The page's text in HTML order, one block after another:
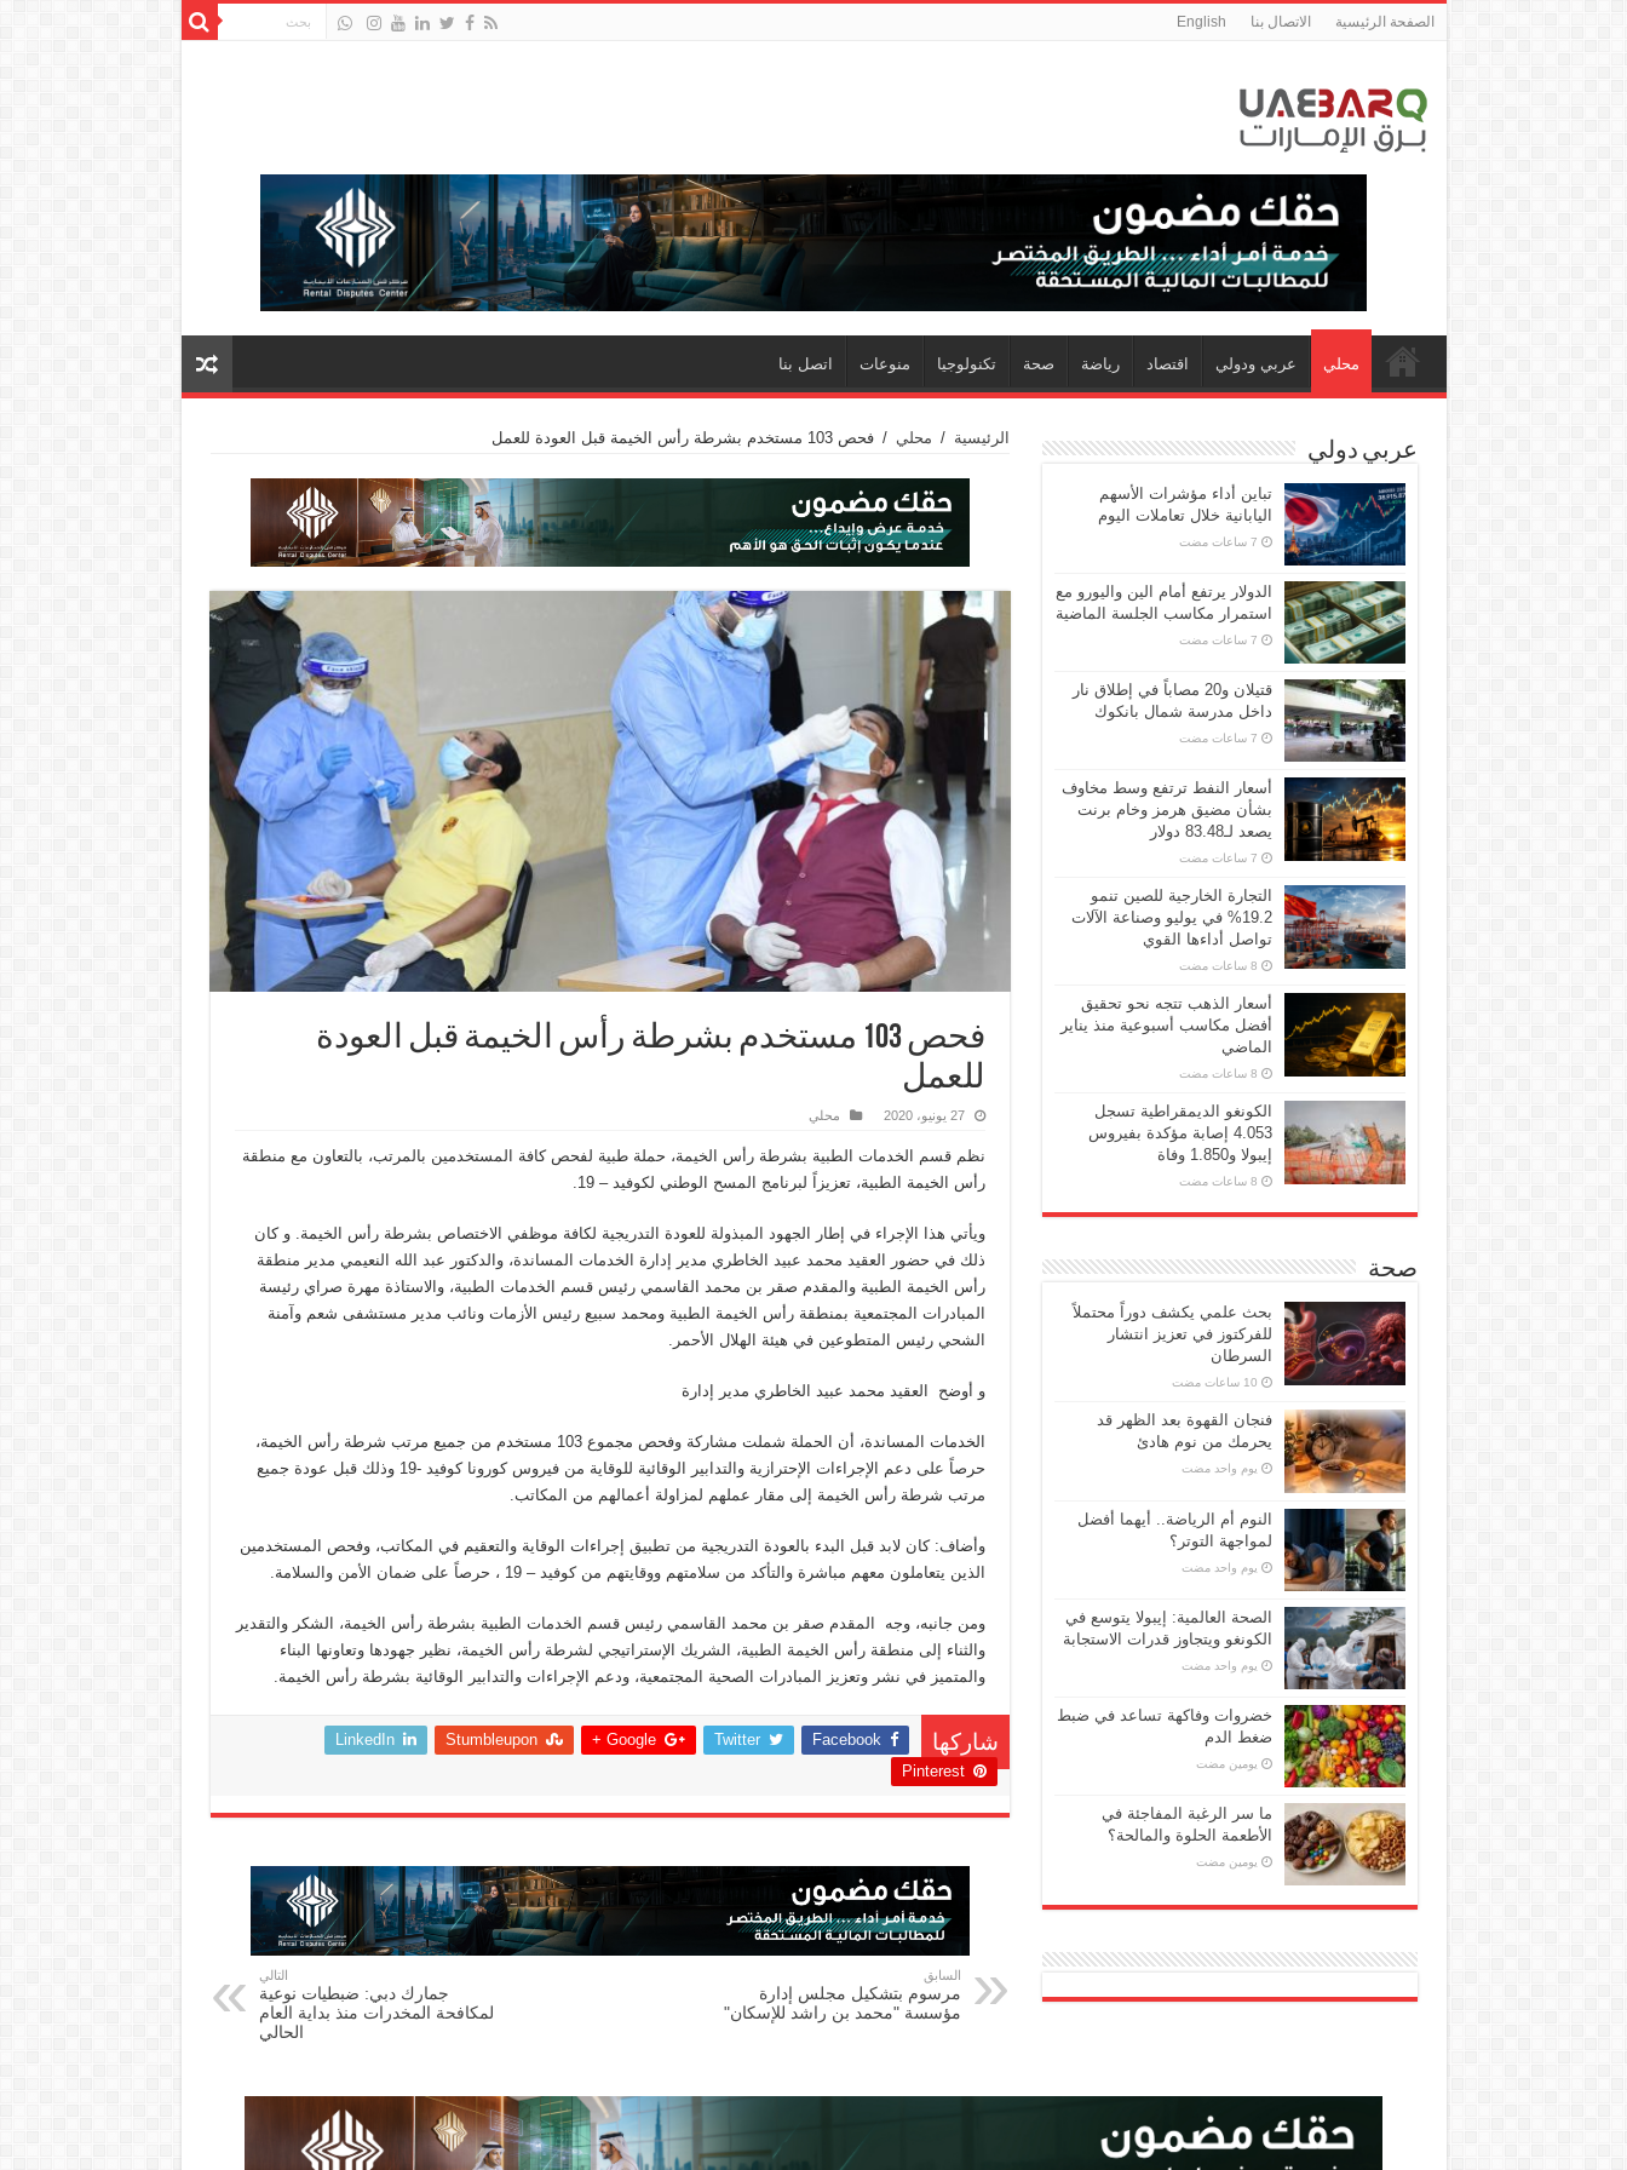
الصفحة الرئيسية الاتصال بنا English
محلي عربي ودولي اقتصاد رياضة صحة تكنولوجيا منوعات اتصل بنا
الرئيسية / محلي / فحص 103 مستخدم بشرطة رأس الخيمة قبل العودة للعمل
فحص 103 مستخدم بشرطة رأس الخيمة قبل العودة
للعمل
27 يونيو، 2020 محلي
نظم قسم الخدمات الطبية بشرطة رأس الخيمة، حملة طبية لفحص كافة المستخدمين بالمرتب، بالتعاون مع منطقة
رأس الخيمة الطبية، تعزيزاً لبرنامج المسح الوطني لكوفيد – 19.
ويأتي هذا الإجراء في إطار الجهود المبذولة للعودة التدريجية لكافة موظفي الاختصاص بشرطة رأس الخيمة. و كان
ذلك في حضور العقيد محمد عبيد الخاطري مدير إدارة الخدمات المساندة، والدكتور عبد الله النعيمي مدير منطقة
رأس الخيمة الطبية والمقدم صقر بن محمد القاسمي رئيس قسم الخدمات الطبية، والاستاذة مهرة صراي رئيسة
المبادرات المجتمعية بمنطقة رأس الخيمة الطبية ومحمد سبيع رئيس الأزمات ونائب مدير مستشفى شعم وآمنة
الشحي رئيس المتطوعين في هيئة الهلال الأحمر.
و أوضح العقيد محمد عبيد الخاطري مدير إدارة
الخدمات المساندة، أن الحملة شملت مشاركة وفحص مجموع 103 مستخدم من جميع مرتب شرطة رأس الخيمة،
حرصاً على دعم الإجراءات الإحترازية والتدابير الوقائية للوقاية من فيروس كورونا كوفيد -19 وذلك قبل عودة جميع
مرتب شرطة رأس الخيمة إلى مقار عملهم لمزاولة أعمالهم من المكاتب.
وأضاف: كان لابد قبل البدء بالعودة التدريجية من تطبيق إجراءات الوقاية والتعقيم في المكاتب، وفحص المستخدمين
الذين يتعاملون معهم مباشرة والتأكد من سلامتهم ووقايتهم من كوفيد – 19 ، حرصاً على ضمان الأمن والسلامة.
ومن جانبه، وجه المقدم صقر بن محمد القاسمي رئيس قسم الخدمات الطبية بشرطة رأس الخيمة، الشكر والتقدير
والثناء إلى منطقة رأس الخيمة الطبية، الشريك الإستراتيجي لشرطة رأس الخيمة، نظير جهودها وتعاونها البناء
والمتميز في نشر وتعزيز المبادرات الصحية المجتمعية، ودعم الإجراءات والتدابير الوقائية بشرطة رأس الخيمة.
شاركها Facebook
Twitter
Google +
Stumbleupon
LinkedIn
Pinterest
السابق
مرسوم بتشكيل مجلس إدارة
مؤسسة "محمد بن راشد للإسكان"
التالي
جمارك دبي: ضبطيات نوعية
لمكافحة المخدرات منذ بداية العام
الحالي
عربي دولي
تباين أداء مؤشرات الأسهم
اليابانية خلال تعاملات اليوم
الدولار يرتفع أمام الين واليورو مع
استمرار مكاسب الجلسة الماضية
قتيلان و20 مصاباً في إطلاق نار
داخل مدرسة شمال بانكوك
أسعار النفط ترتفع وسط مخاوف
بشأن مضيق هرمز وخام برنت
يصعد لـ83.48 دولار
التجارة الخارجية للصين تنمو
19.2% في يوليو وصناعة الآلات
تواصل أداءها القوي
أسعار الذهب تتجه نحو تحقيق
أفضل مكاسب أسبوعية منذ يناير
الماضي
الكونغو الديمقراطية تسجل
4.053 إصابة مؤكدة بفيروس
إيبولا و1.850 وفاة
صحة
بحث علمي يكشف دوراً محتملاً
للفركتوز في تعزيز انتشار
السرطان
فنجان القهوة بعد الظهر قد
يحرمك من نوم هادئ
‏يوم واحد مضت
النوم أم الرياضة.. أيهما أفضل
لمواجهة التوتر؟
‏يوم واحد مضت
الصحة العالمية: إيبولا يتوسع في
الكونغو ويتجاوز قدرات الاستجابة
‏يوم واحد مضت
خضروات وفاكهة تساعد في ضبط
ضغط الدم
‏يومين مضت
ما سر الرغبة المفاجئة في
الأطعمة الحلوة والمالحة؟
‏يومين مضت